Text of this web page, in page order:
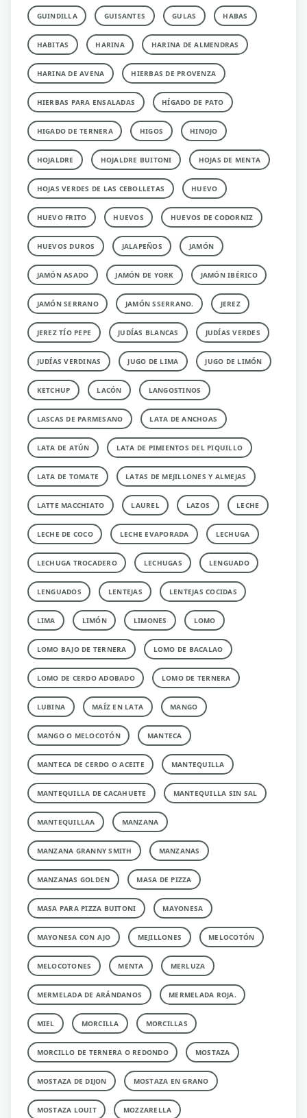
GUINDILLA GUISANTES GULAS HABAS
HABITAS HARINA HARINA DE ALMENDRAS
HARINA DE AVENA HIERBAS DE PROVENZA
HIERBAS PARA ENSALADAS HÍGADO DE PATO
HIGADO DE TERNERA HIGOS HINOJO
HOJALDRE HOJALDRE BUITONI HOJAS DE MENTA
HOJAS VERDES DE LAS CEBOLLETAS HUEVO
HUEVO FRITO HUEVOS HUEVOS DE CODORNIZ
HUEVOS DUROS JALAPEÑOS JAMÓN
JAMÓN ASADO JAMÓN DE YORK JAMÓN IBÉRICO
JAMÓN SERRANO JAMÓN SSERRANO. JEREZ
JEREZ TÍO PEPE JUDÍAS BLANCAS JUDÍAS VERDES
JUDÍAS VERDINAS JUGO DE LIMA JUGO DE LIMÓN
KETCHUP LACÓN LANGOSTINOS
LASCAS DE PARMESANO LATA DE ANCHOAS
LATA DE ATÚN LATA DE PIMIENTOS DEL PIQUILLO
LATA DE TOMATE LATAS DE MEJILLONES Y ALMEJAS
LATTE MACCHIATO LAUREL LAZOS LECHE
LECHE DE COCO LECHE EVAPORADA LECHUGA
LECHUGA TROCADERO LECHUGAS LENGUADO
LENGUADOS LENTEJAS LENTEJAS COCIDAS
LIMA LIMÓN LIMONES LOMO
LOMO BAJO DE TERNERA LOMO DE BACALAO
LOMO DE CERDO ADOBADO LOMO DE TERNERA
LUBINA MAÍZ EN LATA MANGO
MANGO O MELOCOTÓN MANTECA
MANTECA DE CERDO O ACEITE MANTEQUILLA
MANTEQUILLA DE CACAHUETE MANTEQUILLA SIN SAL
MANTEQUILLAA MANZANA
MANZANA GRANNY SMITH MANZANAS
MANZANAS GOLDEN MASA DE PIZZA
MASA PARA PIZZA BUITONI MAYONESA
MAYONESA CON AJO MEJILLONES MELOCOTÓN
MELOCOTONES MENTA MERLUZA
MERMELADA DE ARÁNDANOS MERMELADA ROJA.
MIEL MORCILLA MORCILLAS
MORCILLO DE TERNERA O REDONDO MOSTAZA
MOSTAZA DE DIJON MOSTAZA EN GRANO
MOSTAZA LOUIT MOZZARELLA